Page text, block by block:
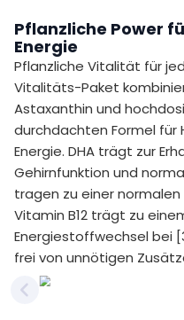
Pflanzliche Power
Energie
Pflanzliche Vitalität für
Vitalitäts-Paket
Astaxanthin und
durchdachten Formel für
Energie. DHA trägt zur
Gehirnfunktion und
tragen zu einer
Vitamin B12 trägt zu
Energiestoffwechsel bei
frei von unnötigen
Previous slide